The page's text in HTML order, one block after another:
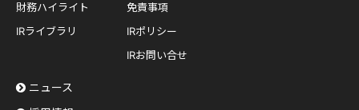
財務ハイライト
IRライブラリ
免責事項
IRポリシー
IRお問い合せ
ニュース